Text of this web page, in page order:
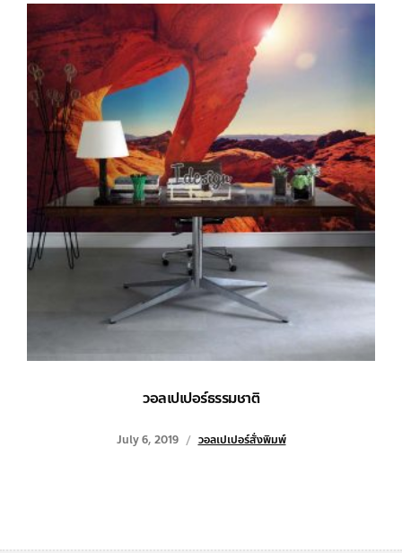
วอลเปเปอร์ธรรมชาติ
July 6, 2019 วอลเปเปอร์สั่งพิมพ์